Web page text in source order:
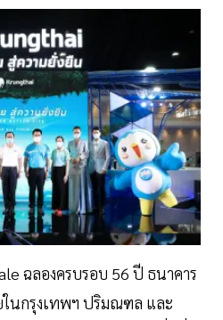
ฉลองครบรอบ 56 ปี ธนาคาร
นกรุงเทพฯ ปริมณฑล และ